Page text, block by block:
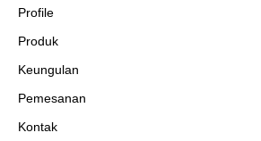
Profile
Produk
Keungulan
Pemesanan
Kontak